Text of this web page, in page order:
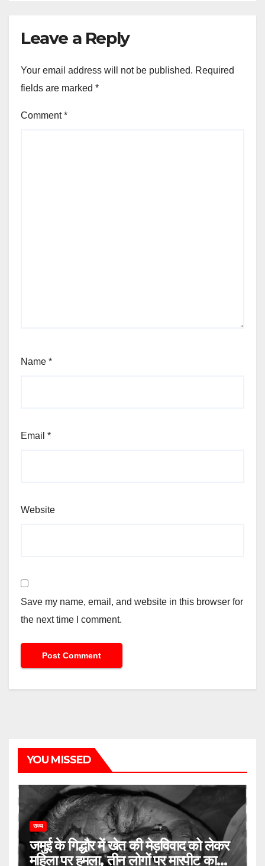
Leave a Reply
Your email address will not be published. Required
fields are marked *
Comment*
Name *
Email *
Website
Save my name, email, and website in this browser for
the next time I comment.
YOU MISSED
राज्य
जमुई के गिद्धौर में खेत की मेड़विवाद को लेकर
महिला पर हमला, तीन लोगों पर मारपीट का